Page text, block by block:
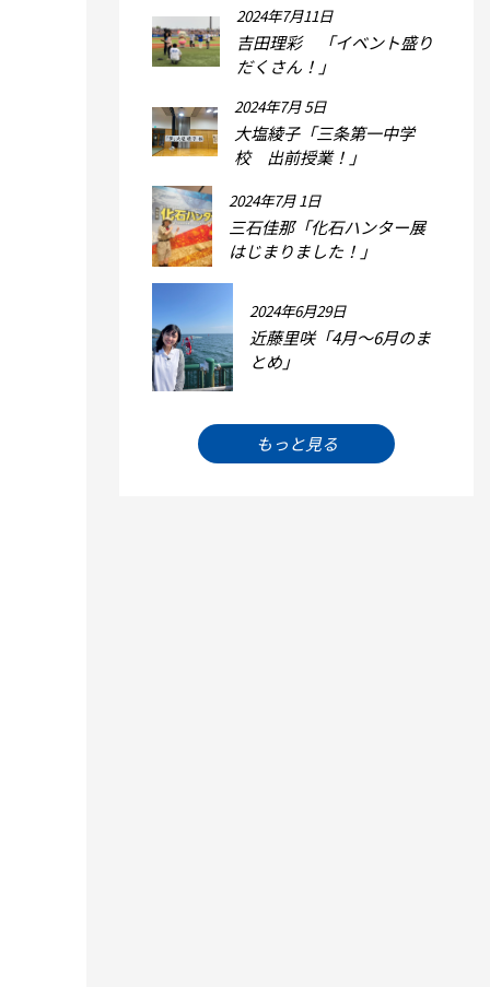
2024年7月11日
吉田理彩 「イベント盛り
だくさん！」
2024年7月 5日
大塩綾子「三条第一中学
校 出前授業！」
2024年7月 1日
三石佳那「化石ハンター展
はじまりました！」
2024年6月29日
近藤里咲「4月～6月のま
とめ」
もっと見る